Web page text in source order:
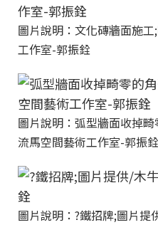
圖片說明：文化磚牆面施
工作室-郭振銓
圖片說明：弧型牆面收掉
流馬空間藝術工作室-郭振銓
圖片說明：?鐵招牌;圖片